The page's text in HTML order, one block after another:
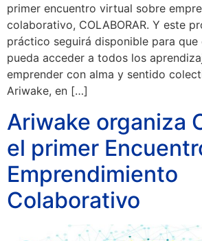
primer encuentro virtual sobre
colaborativo, COLABORAR. Y este
práctico seguirá disponible para que
pueda acceder a todos los
emprender con alma y sentido
Ariwake, en […]
Ariwake organiza
el primer
Emprendimiento
Colaborativo